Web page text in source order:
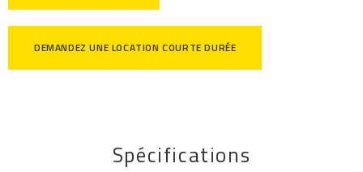
DEMANDEZ UNE LOCATION COURTE DURÉE
Spécifications